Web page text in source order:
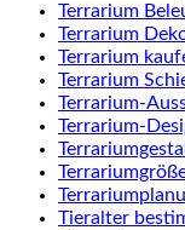
Terrarium
Terrarium
Terrarium
Terrarium
Terrarium-
Terrarium-
Tieralter